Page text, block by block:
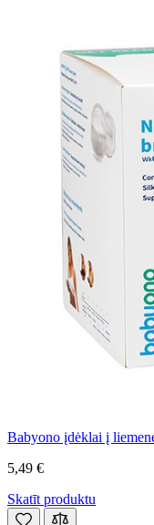
Babyono įdėklai į
5,49 €
Skatīt produktu